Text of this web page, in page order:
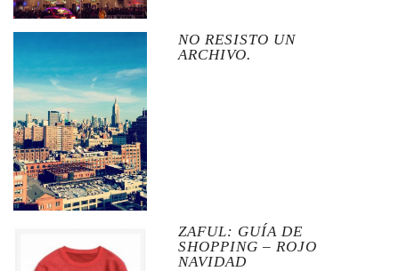
NO RESISTO UN
ARCHIVO.
ZAFUL: GUÍA DE
SHOPPING – ROJO
NAVIDAD